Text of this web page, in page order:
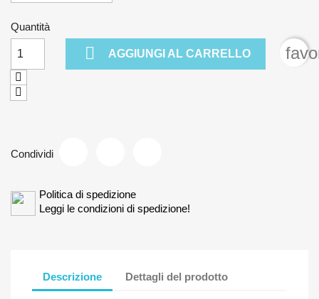
Quantità
 AGGIUNGI AL CARRELLO
Condividi
Politica di spedizione
Leggi le condizioni di spedizione!
Descrizione Dettagli del prodotto